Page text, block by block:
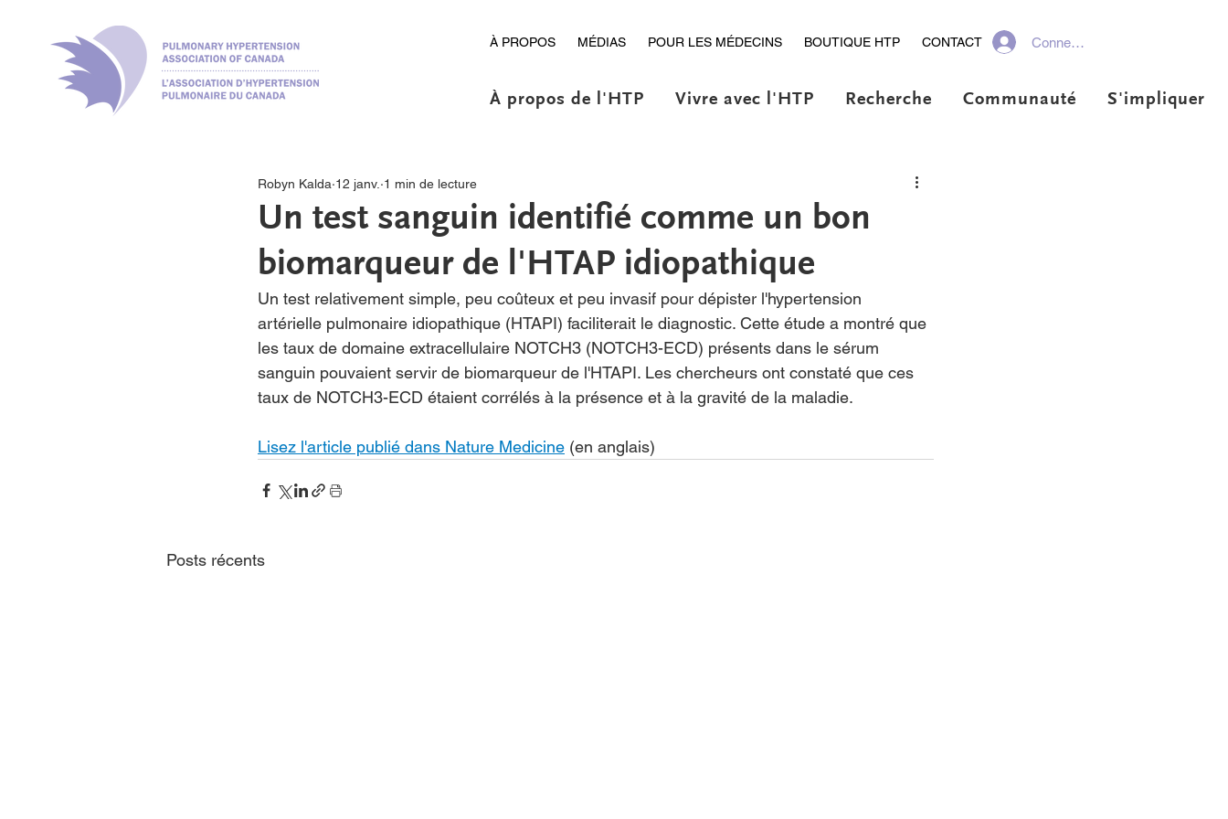
À PROPOS MÉDIAS POUR LES MÉDECINS BOUTIQUE HTP CONTACT Connexion
À propos de l'HTP Vivre avec l'HTP Recherche Communauté S'impliquer
Un test sanguin identifié comme un bon
biomarqueur de l'HTAP idiopathique
Robyn Kalda 12 janv. 1 min de lecture
Un test relativement simple, peu coûteux et peu invasif pour dépister l'hypertension
artérielle pulmonaire idiopathique (HTAPI) faciliterait le diagnostic. Cette étude a montré que
les taux de domaine extracellulaire NOTCH3 (NOTCH3-ECD) présents dans le sérum
sanguin pouvaient servir de biomarqueur de l'HTAPI. Les chercheurs ont constaté que ces
taux de NOTCH3-ECD étaient corrélés à la présence et à la gravité de la maladie.
Lisez l'article publié dans Nature Medicine (en anglais)
Posts récents